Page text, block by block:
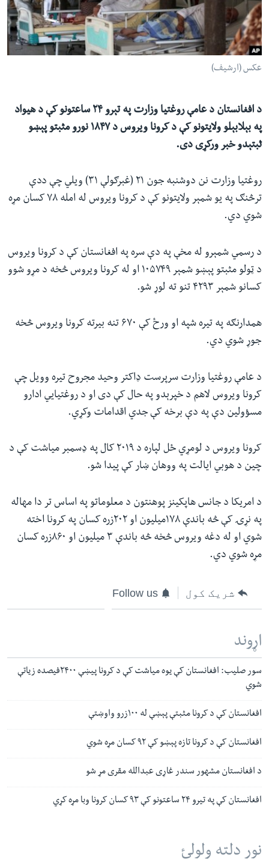
شئ
لټون
ځای
له مونږ سره په تماس کې پاتې شئ
عکس (ارشیف)
د افغانستان د عامې روغتیا وزارت په تېرو ۲۴ ساعتونو کې د هیواد
په بېلابېلو ولایتونو کې د کرونا ویروس د ۱۸۴۷ نورو مثبتو پېښو
ثبتېدو خبر ورکړی دی.
روغتیا وزارت نن دوشنبه جون ۲۱ (غبرګولې ۳۱) ویلي چې ددې
ترڅنګ په یو شمېر ولایتونو کې د کرونا ویروس له امله ۷۸ کسان مړه
شوي دي.
د رسمي شمېرو له مخې په دې سره په افغانستان کې د کرونا ویروس
د ټولو مثبتو پېښو شمېر ۱۰۵۷۴۹ او له کرونا ویروس څخه د مړو شوو
کسانو شمېر ۴۲۹۳ تنو ته لوړ شو.
همدارنګه په تیره شپه او ورځ کې ۶۷۰ تنه بیرته کرونا ویروس څخه
جوړ شوي دي.
د عامې روغتیا وزارت سرپرست ډاکتر وحید مجروح تیره وویل چې
کرونا ویروس لاهم د خپرېدو په حال کې دی او د روغتیایي ادارو
مسؤولین دې په دې برخه کې جدي اقدامات وکړي.
کرونا ویروس د لومړي ځل لپاره د ۲۰۱۹ کال په ډسمبر میاشت کې د
چین د هوبي ایالت په ووهان ښار کې پيدا شو.
د امریکا د جانس هاپکینز پوهنتون د معلوماتو په اساس تر دا مهاله
په نړۍ کې څه باندې ۱۷۸میلیون او ۲۰۲زره کسان په کرونا اخته
شوي او له دغه ویروس څخه څه باندې ۳ میلیون او ۸۶۰زره کسان
مړه شوي دي.
شریک کول Follow us
اړوند
سور صلیب: افغانستان کې یوه میاشت کې د کرونا پیښې ۲۴۰۰فیصده زیاتې
شوي
افغانستان کې د کرونا مثبتې پېښې له ۱۰۰زرو واوښتې
افغانستان کې د کرونا تازه پېښو کې ۹۲ کسان مړه شوي
د افغانستان مشهور سندر غاړی عبدالله مقری مړ شو
افغانستان کې په تیرو ۲۴ ساعتونو کې ۹۳ کسان کرونا وبا مړه کړي
نور دلته ولولئ